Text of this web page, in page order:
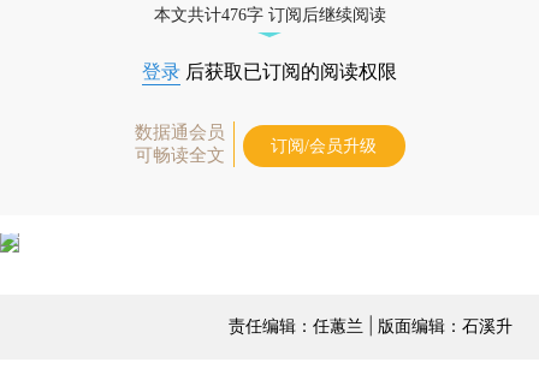
本文共计476字 订阅后继续阅读
登录 后获取已订阅的阅读权限
数据通会员
可畅读全文
订阅/会员升级
责任编辑：任蕙兰 | 版面编辑：石溪升